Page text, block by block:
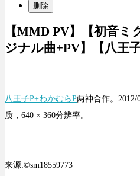
删除
【MMD PV】【初音ミ
ジナル曲+PV】【八王子
八王子P+わかむらP两神合作。2012/
质，640 × 360分辨率。
来源:©sm18559773